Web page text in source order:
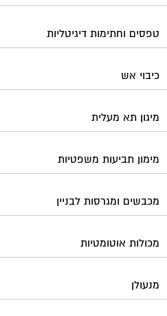
טפסים וחתימות דיגיטליות
כיבוי אש
מיגון תא מעלית
מימון תביעות משפטיות
מכבשים ומגרסות לבניין
מכולות אוטומטיות
מנעולן